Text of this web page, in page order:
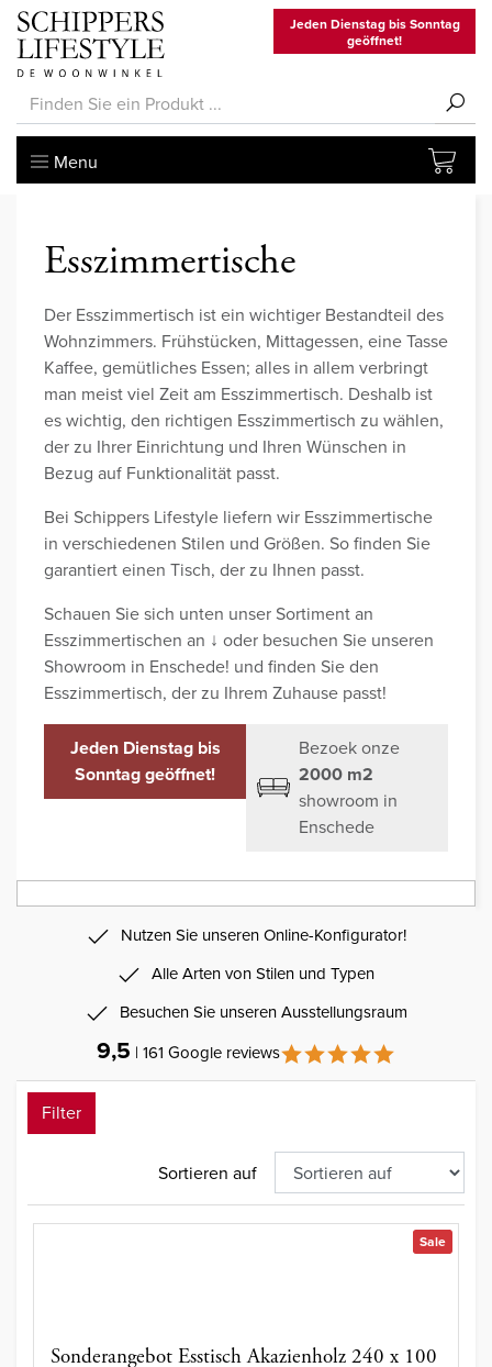
Jeden Dienstag bis Sonntag
geöffnet!
Menu
Esszimmertische
Der Esszimmertisch ist ein wichtiger Bestandteil des
Wohnzimmers. Frühstücken, Mittagessen, eine Tasse
Kaffee, gemütliches Essen; alles in allem verbringt
man meist viel Zeit am Esszimmertisch. Deshalb ist
es wichtig, den richtigen Esszimmertisch zu wählen,
der zu Ihrer Einrichtung und Ihren Wünschen in
Bezug auf Funktionalität passt.
Bei Schippers Lifestyle liefern wir Esszimmertische
in verschiedenen Stilen und Größen. So finden Sie
garantiert einen Tisch, der zu Ihnen passt.
Schauen Sie sich unten unser Sortiment an
Esszimmertischen an ↓ oder besuchen Sie unseren
Showroom in Enschede! und finden Sie den
Esszimmertisch, der zu Ihrem Zuhause passt!
Jeden Dienstag bis
Sonntag geöffnet!
Bezoek onze
2000 m2
showroom in
Enschede
Nutzen Sie unseren Online-Konfigurator!
Alle Arten von Stilen und Typen
Besuchen Sie unseren Ausstellungsraum
9,5 | 161 Google reviews
Filter
Sortieren auf
Sale
Sonderangebot Esstisch Akazienholz 240 x 100